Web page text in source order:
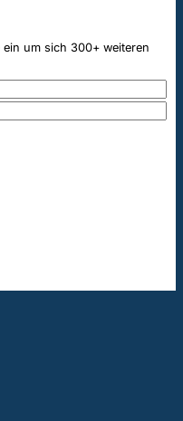
um sich 300+ weiteren